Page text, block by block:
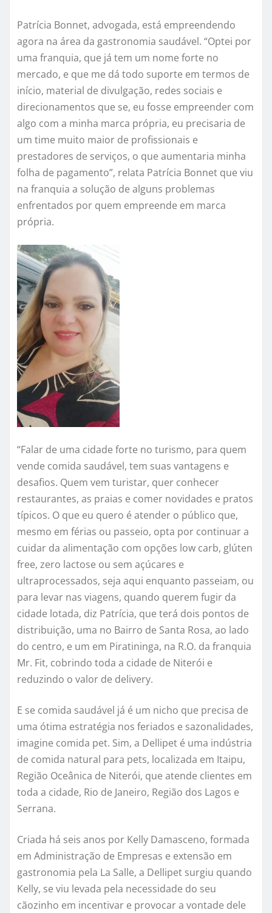
Patrícia Bonnet, advogada, está empreendendo
agora na área da gastronomia saudável. “Optei por
uma franquia, que já tem um nome forte no
mercado, e que me dá todo suporte em termos de
início, material de divulgação, redes sociais e
direcionamentos que se, eu fosse empreender com
algo com a minha marca própria, eu precisaria de
um time muito maior de profissionais e
prestadores de serviços, o que aumentaria minha
folha de pagamento”, relata Patrícia Bonnet que viu
na franquia a solução de alguns problemas
enfrentados por quem empreende em marca
própria.
“Falar de uma cidade forte no turismo, para quem
vende comida saudável, tem suas vantagens e
desafios. Quem vem turistar, quer conhecer
restaurantes, as praias e comer novidades e pratos
típicos. O que eu quero é atender o público que,
mesmo em férias ou passeio, opta por continuar a
cuidar da alimentação com opções low carb, glúten
free, zero lactose ou sem açúcares e
ultraprocessados, seja aqui enquanto passeiam, ou
para levar nas viagens, quando querem fugir da
cidade lotada, diz Patrícia, que terá dois pontos de
distribuição, uma no Bairro de Santa Rosa, ao lado
do centro, e um em Piratininga, na R.O. da franquia
Mr. Fit, cobrindo toda a cidade de Niterói e
reduzindo o valor de delivery.
E se comida saudável já é um nicho que precisa de
uma ótima estratégia nos feriados e sazonalidades,
imagine comida pet. Sim, a Dellipet é uma indústria
de comida natural para pets, localizada em Itaipu,
Região Oceânica de Niterói, que atende clientes em
toda a cidade, Rio de Janeiro, Região dos Lagos e
Serrana.
Criada há seis anos por Kelly Damasceno, formada
em Administração de Empresas e extensão em
gastronomia pela La Salle, a Dellipet surgiu quando
Kelly, se viu levada pela necessidade do seu
cãozinho em incentivar e provocar a vontade dele